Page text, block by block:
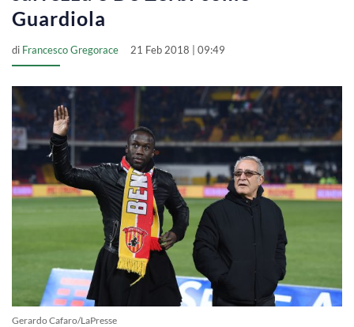
Guardiola
di Francesco Gregorace 21 Feb 2018 | 09:49
Gerardo Cafaro/LaPresse